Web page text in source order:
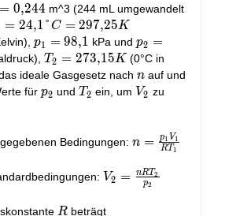
= 0,244 m^3 (244 mL umgewandelt
=
= 24,1°C = 297,25K
p_1
=
98,1
p1 = 98,1 kPa undp_2
=
101,3
p2 =
T_2 =
273,15K
T2 = 273,15K (0°C in
ideale Gasgesetz nach n
n auf und
für p_2
p2 und T_2
T2 ein, um V_2
V2 zu
Bedingungen: n =
\frac{p_1
V_1}{R
T_1}
n = RT1
p1 V1
V_2 =
\frac{nR
T_2}
V2 = p2
nRT2
R
R beträgt